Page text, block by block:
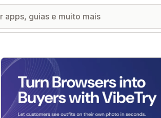
Galeria de imagens em destaque